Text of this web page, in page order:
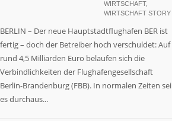
WIRTSCHAFT,
WIRTSCHAFT STORY
BERLIN – Der neue Hauptstadtflughafen BER ist
fertig – doch der Betreiber hoch verschuldet: Auf
rund 4,5 Milliarden Euro belaufen sich die
Verbindlichkeiten der Flughafengesellschaft
Berlin-Brandenburg (FBB). In normalen Zeiten sei
es durchaus...